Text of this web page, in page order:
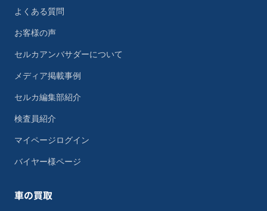
よくある質問
お客様の声
セルカアンバサダーについて
メディア掲載事例
セルカ編集部紹介
検査員紹介
マイページログイン
バイヤー様ページ
車の買取